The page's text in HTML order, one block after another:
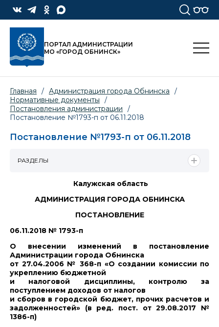
ПОРТАЛ АДМИНИСТРАЦИИ
МО «ГОРОД ОБНИНСК»
Главная / Администрация города Обнинска
/
Нормативные документы
/
Постановления администрации
/
Постановление №1793-п от 06.11.2018
Постановление №1793-п от 06.11.2018
Калужская область
АДМИНИСТРАЦИЯ ГОРОДА ОБНИНСКА
ПОСТАНОВЛЕНИЕ
06.11.2018 № 1793-п
О внесении изменений в постановление
Администрации города Обнинска
от 27.04.2006 № 368-п «О создании комиссии по
укреплению бюджетной
и налоговой дисциплины, контролю за
поступлением доходов от налогов
и сборов в городской бюджет, прочих расчетов и
задолженностей» (в ред. пост. от 29.08.2017 №
1386-п)
РАЗДЕЛЫ